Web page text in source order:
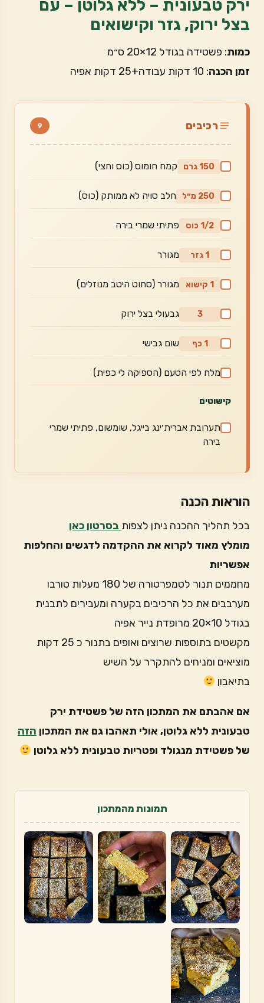
ירק טבעונית – ללא גלוטן – עם
בצל ירוק, גזר וקישואים
כמות: פשטידה בגודל 12×20 ס״מ
זמן הכנה: 10 דקות עבודה+25 דקות אפיה
רכיבים 9
150 גרם קמח חומוס (כוס וחצי)
250 מ״ל חלב סויה לא ממותק (כוס)
1/2 כוס פתיתי שמרי בירה
1 גזר מגורר
1 קישוא מגורר (סחוט היטב מנוזלים)
3 גבעולי בצל ירוק
1 כף שום גבישי
מלח לפי הטעם (הספיקה לי כפית)
קישוטים
תערובת אברית׳ינג בייגל, שומשום, פתיתי שמרי
בירה
הוראות הכנה
בכל תהליך ההכנה ניתן לצפות בסרטון כאן
מומלץ מאוד לקרוא את ההקדמה לדגשים והחלפות
אפשריות
מחממים תנור לטמפרטורה של 180 מעלות טורבו
מערבבים את כל הרכיבים בקערה ומעבירים לתבנית
בגודל 10×20 מרופדת נייר אפיה
מקשטים בתוספות שרוצים ואופים בתנור כ 25 דקות
מוציאים ומניחים להתקרר על השיש
בתיאבון
אם אהבתם את המתכון הזה של פשטידת ירק
טבעונית ללא גלוטן, אולי תאהבו גם את המתכון הזה
של פשטידת מנגולד ופטריות טבעונית ללא גלוטן
תמונות מהמתכון